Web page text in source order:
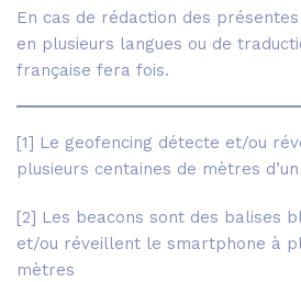
En cas de rédaction des
en plusieurs langues ou de
française fera fois.
[1] Le geofencing détecte et/ou
plusieurs centaines de mètres
[2] Les beacons sont des balises
et/ou réveillent le smartphone à
mètres